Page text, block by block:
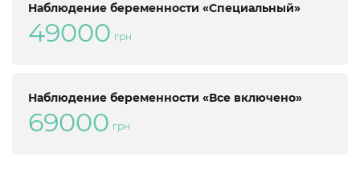
Наблюдение беременности «Специальный»
49000 грн
Наблюдение беременности «Все включено»
69000 грн